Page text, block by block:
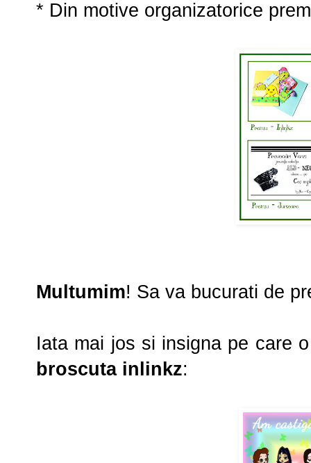
* Din motive organizatorice
Multumim! Sa va bucurati de
Iata mai jos si insigna pe care
broscuta inlinkz: